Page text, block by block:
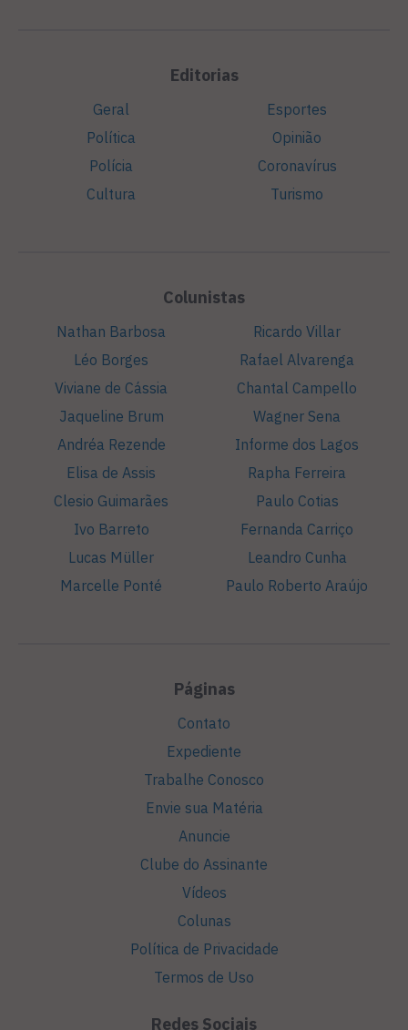
Editorias
Geral
Política
Polícia
Cultura
Esportes
Opinião
Coronavírus
Turismo
Colunistas
Nathan Barbosa
Léo Borges
Viviane de Cássia
Jaqueline Brum
Andréa Rezende
Elisa de Assis
Clesio Guimarães
Ivo Barreto
Lucas Müller
Marcelle Ponté
Ricardo Villar
Rafael Alvarenga
Chantal Campello
Wagner Sena
Informe dos Lagos
Rapha Ferreira
Paulo Cotias
Fernanda Carriço
Leandro Cunha
Paulo Roberto Araújo
Páginas
Contato
Expediente
Trabalhe Conosco
Envie sua Matéria
Anuncie
Clube do Assinante
Vídeos
Colunas
Política de Privacidade
Termos de Uso
Redes Sociais